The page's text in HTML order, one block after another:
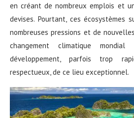
en créant de nombreux emplois et
devises. Pourtant, ces écosystèmes
nombreuses pressions et de
changement climatique
développement, parfois trop
respectueux, de ce lieu exceptionnel.